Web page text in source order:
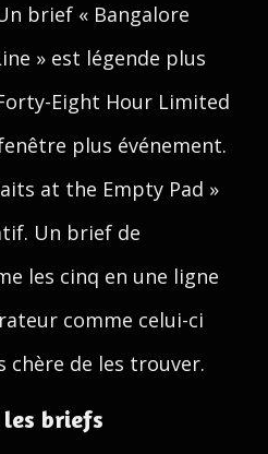
brief « Bangalore
» est légende plus
Eight Hour Limited
plus événement.
at the Empty Pad »
Un brief de
les cinq en une ligne
comme celui-ci
chère de les trouver.
briefs